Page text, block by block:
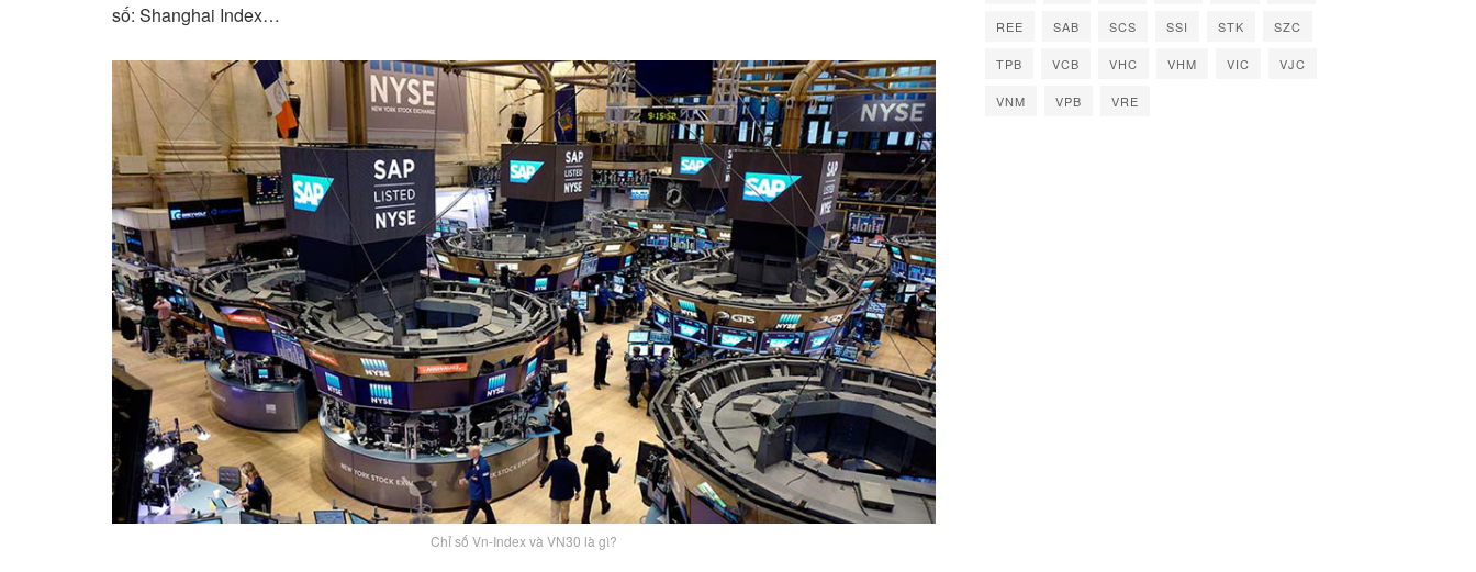
số: Shanghai Index…
Chỉ số Vn-Index và VN30 là gì?
REE SAB SCS SSI STK SZC
TPB VCB VHC VHM VIC VJC
VNM VPB VRE